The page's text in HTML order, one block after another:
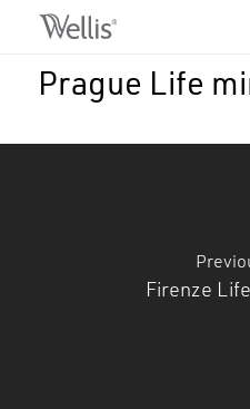
contentPrague Life
Firenze